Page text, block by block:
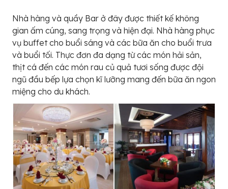
Nhà hàng và quầy Bar ở đây được thiết kế không
gian ấm cúng, sang trọng và hiện đại. Nhà hàng phục
vụ buffet cho buổi sáng và các bữa ăn cho buổi trưa
và buổi tối. Thực đơn đa dạng từ các món hải sản,
thịt cá đến các món rau củ quả tươi sống được đội
ngũ đầu bếp lựa chọn kĩ lưỡng mang đến bữa ăn ngon
miệng cho du khách.